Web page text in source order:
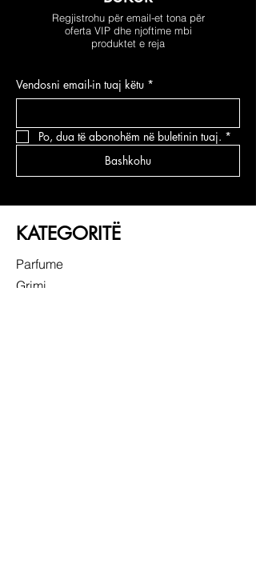
Regjistrohu për email-et tona për
oferta VIP dhe njoftime mbi
produktet e reja
Vendosni email-in tuaj këtu *
Po, dua të abonohëm në buletinin tuaj. *
Bashkohu
KATEGORITË
Parfume
Grimi